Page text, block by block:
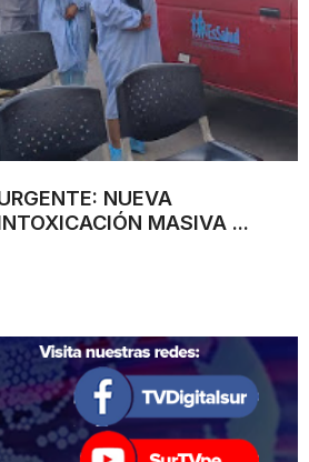
NUEVA
MASIVA ...